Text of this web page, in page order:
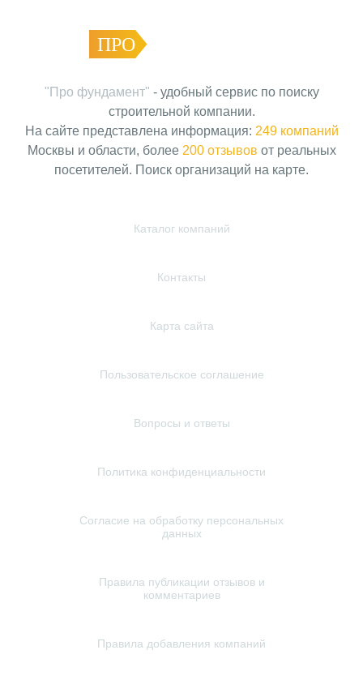
ПРО
"Про фундамент" - удобный сервис по поиску
строительной компании.
На сайте представлена информация: 249 компаний
Москвы и области, более 200 отзывов от реальных
посетителей. Поиск организаций на карте.
Каталог компаний
Контакты
Карта сайта
Пользовательское соглашение
Вопросы и ответы
Политика конфиденциальности
Согласие на обработку персональных
данных
Правила публикации отзывов и
комментариев
Правила добавления компаний